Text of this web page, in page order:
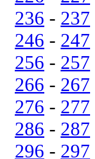
236 - 237
246 - 247
256 - 257
266 - 267
276 - 277
286 - 287
296 - 297